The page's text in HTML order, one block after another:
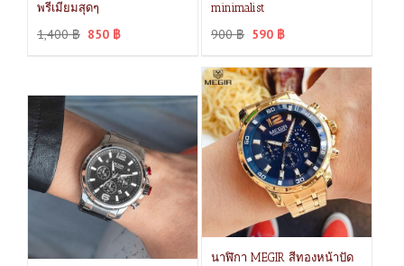
พรีเมียมสุดๆ
1,400฿ 850 ฿
minimalist
900฿ 590 ฿
นาฬิกา MEGIR สีทองหน้าปัด